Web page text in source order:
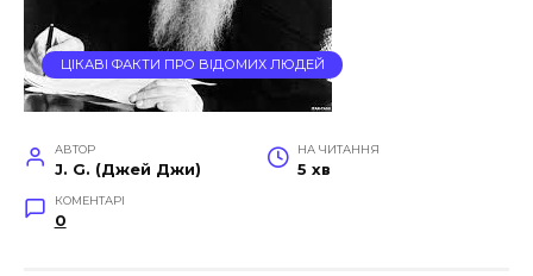
ЦІКАВІ ФАКТИ ПРО ВІДОМИХ ЛЮДЕЙ
АВТОР
J. G. (Джей Джи)
НА ЧИТАННЯ
5 хв
КОМЕНТАРІ
0